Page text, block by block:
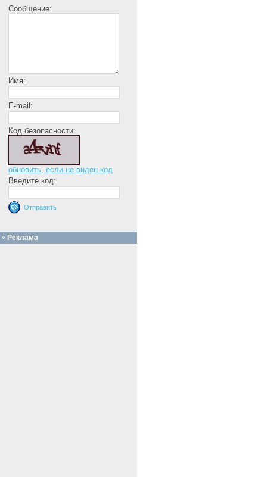
Сообщение:
Имя:
E-mail:
Код безопасности:
обновить, если не виден код
Введите код:
Реклама